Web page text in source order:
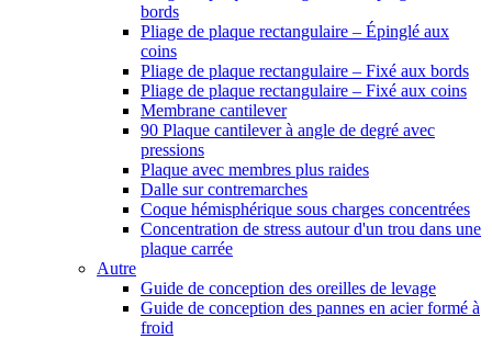
bords
Pliage de plaque rectangulaire – Épinglé aux
coins
Pliage de plaque rectangulaire – Fixé aux bords
Pliage de plaque rectangulaire – Fixé aux coins
Membrane cantilever
90 Plaque cantilever à angle de degré avec
pressions
Plaque avec membres plus raides
Dalle sur contremarches
Coque hémisphérique sous charges concentrées
Concentration de stress autour d'un trou dans une
plaque carrée
Autre
Guide de conception des oreilles de levage
Guide de conception des pannes en acier formé à
froid